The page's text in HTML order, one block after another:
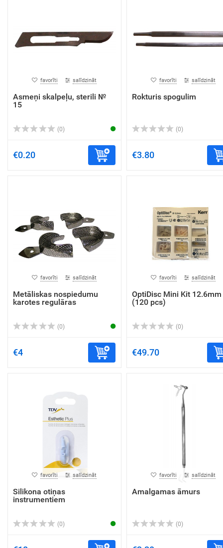
favorīti salīdzināt
Asmeņi skalpeļu, sterili №
15
(0)
€0.20
favorīti salīdzināt
Rokturis spogulim
(0)
€3.80
favorīti salīdzināt
Metāliskas nospiedumu
karotes regulāras
(0)
€4
favorīti salīdzināt
OptiDisc Mini Kit 12.6mm
(120 pcs)
(0)
€49.70
favorīti salīdzināt
Silikona otiņas
instrumentiem
(0)
favorīti salīdzināt
Amalgamas āmurs
(0)